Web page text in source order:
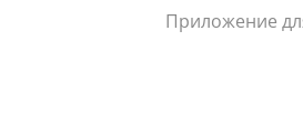
Приложение